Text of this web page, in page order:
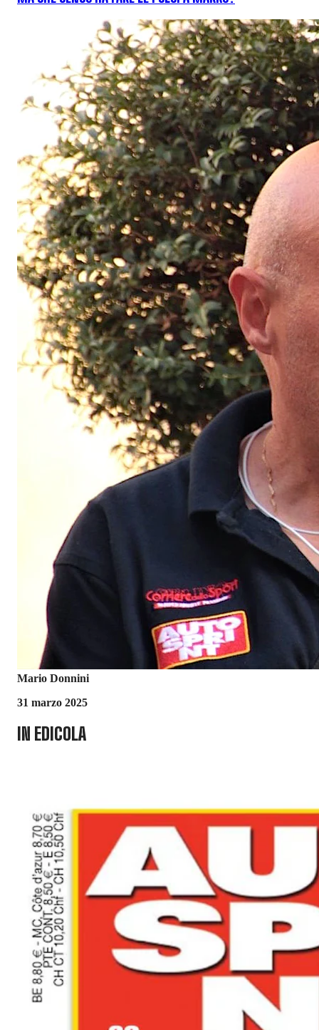
Mario Donnini
31 marzo 2025
IN EDICOLA